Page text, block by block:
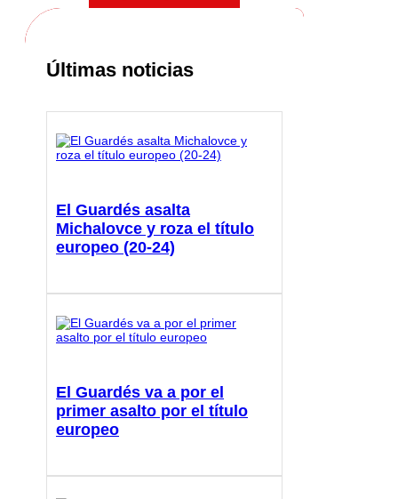
Últimas noticias
El Guardés asalta
Michalovce y roza el título
europeo (20-24)
El Guardés va a por el
primer asalto por el título
europeo